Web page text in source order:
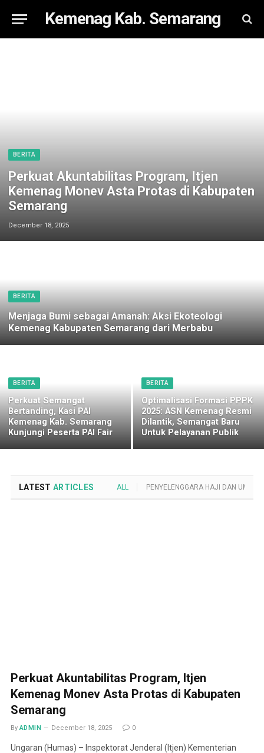
Kemenag Kab. Semarang
BERITA
Perkuat Akuntabilitas Program, Itjen
Kemenag Monev Asta Protas di Kabupaten
Semarang
December 18, 2025
BERITA
Menjaga Bumi sebagai Amanah: Aksi Ekoteologi
Kemenag Kabupaten Semarang dari Merbabu
BERITA
Perkuat Semangat
Bertanding, Kasi PAI
Kemenag Kab. Semarang
Kunjungi Peserta PAI Fair
BERITA
Optimalisasi Formasi PPPK
2025: ASN Kemenag Resmi
Dilantik, Semangat Baru
Untuk Pelayanan Publik
LATEST ARTICLES ALL PENYELENGGARA HAJI DAN UMROH
Perkuat Akuntabilitas Program, Itjen
Kemenag Monev Asta Protas di Kabupaten
Semarang
By ADMIN December 18, 2025 0
Ungaran (Humas) – Inspektorat Jenderal (Itjen) Kementerian